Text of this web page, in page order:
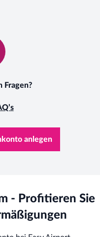
Fragen?
anlegen
- Profitieren Sie